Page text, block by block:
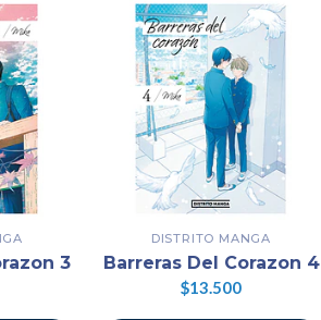
3
DISTRITO MANGA
Barreras Del Corazon 4
$13.500